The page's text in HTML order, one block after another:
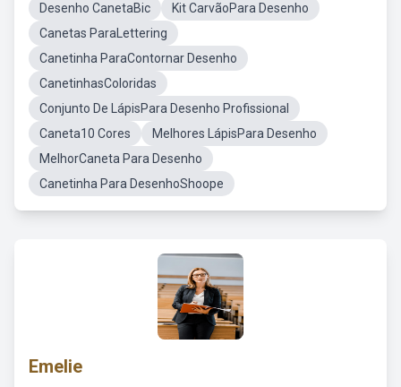
Desenho CanetaBic
Kit CarvãoPara Desenho
Canetas ParaLettering
Canetinha ParaContornar Desenho
CanetinhasColoridas
Conjunto De LápisPara Desenho Profissional
Caneta10 Cores
Melhores LápisPara Desenho
MelhorCaneta Para Desenho
Canetinha Para DesenhoShoope
Emelie